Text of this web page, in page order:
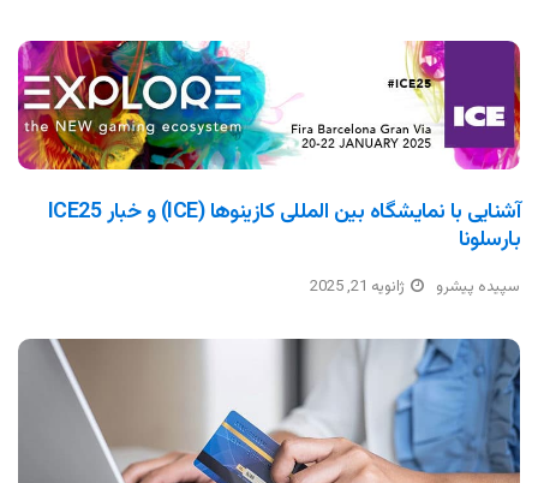
آشنایی با نمایشگاه بین المللی کازینوها (ICE) و خبار ICE25
بارسلونا
سپیده پیشرو ژانویه 21, 2025